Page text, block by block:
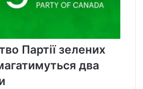
Партії зелених
два